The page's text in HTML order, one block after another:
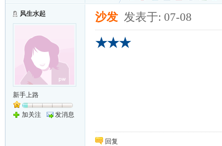
风生水起
新手上路
加关注 发消息
沙发 发表于: 07-08
★★★
回复